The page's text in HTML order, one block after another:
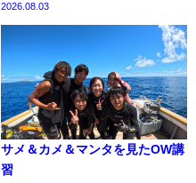
2026.08.03
サメ＆カメ＆マンタを見たOW講
習